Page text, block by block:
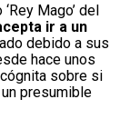
Mago’ del
ir a un
debido a sus
hace unos
sobre si
presumible